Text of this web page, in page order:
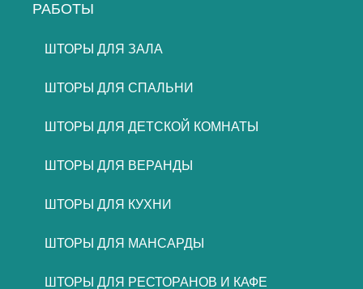
РАБОТЫ
ШТОРЫ ДЛЯ ЗАЛА
ШТОРЫ ДЛЯ СПАЛЬНИ
ШТОРЫ ДЛЯ ДЕТСКОЙ КОМНАТЫ
ШТОРЫ ДЛЯ ВЕРАНДЫ
ШТОРЫ ДЛЯ КУХНИ
ШТОРЫ ДЛЯ МАНСАРДЫ
ШТОРЫ ДЛЯ РЕСТОРАНОВ И КАФЕ